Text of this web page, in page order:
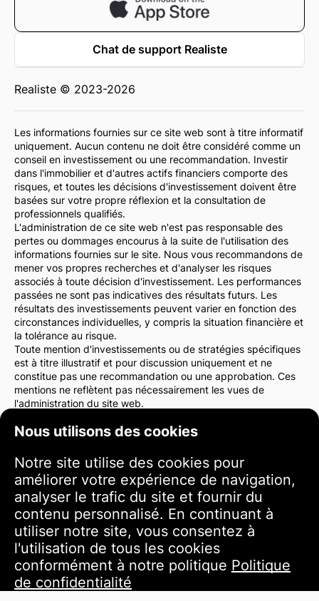
Nous utilisons des cookies
Notre site utilise des cookies pour
améliorer votre expérience de navigation,
analyser le trafic du site et fournir du
contenu personnalisé. En continuant à
utiliser notre site, vous consentez à
l'utilisation de tous les cookies
conformément à notre politique Politique
de confidentialité
Chat de support Realiste
Realiste © 2023-2026
Les informations fournies sur ce site web sont à titre informatif
uniquement. Aucun contenu ne doit être considéré comme un
conseil en investissement ou une recommandation. Investir
dans l'immobilier et d'autres actifs financiers comporte des
risques, et toutes les décisions d'investissement doivent être
basées sur votre propre réflexion et la consultation de
professionnels qualifiés.
L'administration de ce site web n'est pas responsable des
pertes ou dommages encourus à la suite de l'utilisation des
informations fournies sur le site. Nous vous recommandons de
mener vos propres recherches et d'analyser les risques
associés à toute décision d'investissement. Les performances
passées ne sont pas indicatives des résultats futurs. Les
résultats des investissements peuvent varier en fonction des
circonstances individuelles, y compris la situation financière et
la tolérance au risque.
Toute mention d'investissements ou de stratégies spécifiques
est à titre illustratif et pour discussion uniquement et ne
constitue pas une recommandation ou une approbation. Ces
mentions ne reflètent pas nécessairement les vues de
l'administration du site web.
financier ou un avocat avant de prendre des décisions
d'investissement et des risques qui y sont associés.
En utilisant ce site web, vous acceptez que l'administration du
site web ne soit pas responsable des pertes ou dommages
directs ou indirects résultant de l'utilisation des informations
fournies sur le site.
Veuillez faire preuve de prudence et de soin lorsque vous
prenez des décisions d'investissement.
Conditions d'utilisation